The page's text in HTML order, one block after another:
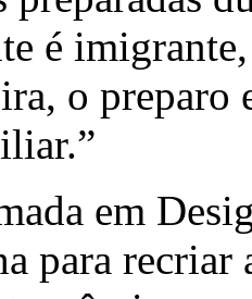
é
o preparo
em
para recriar